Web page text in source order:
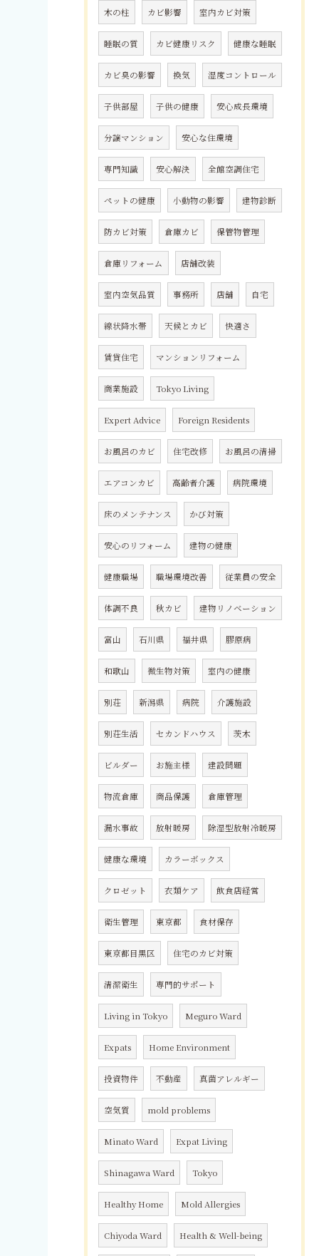
木の柱 カビ影響 室内カビ対策
睡眠の質 カビ健康リスク 健康な睡眠
カビ臭の影響 換気 湿度コントロール
子供部屋 子供の健康 安心成長環境
分譲マンション 安心な住環境
専門知識 安心解決 全館空調住宅
ペットの健康 小動物の影響 建物診断
防カビ対策 倉庫カビ 保管物管理
倉庫リフォーム 店舗改装
室内空気品質 事務所 店舗 自宅
線状降水帯 天候とカビ 快適さ
賃貸住宅 マンションリフォーム
商業施設 Tokyo Living
Expert Advice Foreign Residents
お風呂のカビ 住宅改修 お風呂の清掃
エアコンカビ 高齢者介護 病院環境
床のメンテナンス かび対策
安心のリフォーム 建物の健康
健康職場 職場環境改善 従業員の安全
体調不良 秋カビ 建物リノベーション
富山 石川県 福井県 膠原病
和歌山 微生物対策 室内の健康
別荘 新潟県 病院 介護施設
別荘生活 セカンドハウス 茨木
ビルダー お施主様 建設問題
物流倉庫 商品保護 倉庫管理
漏水事故 放射暖房 除湿型放射冷暖房
健康な環境 カラーボックス
クロゼット 衣類ケア 飲食店経営
衛生管理 東京都 食材保存
東京都目黒区 住宅のカビ対策
清潔衛生 専門的サポート
Living in Tokyo Meguro Ward
Expats Home Environment
投資物件 不動産 真菌アレルギー
空気質 mold problems
Minato Ward Expat Living
Shinagawa Ward Tokyo
Healthy Home Mold Allergies
Chiyoda Ward Health & Well-being